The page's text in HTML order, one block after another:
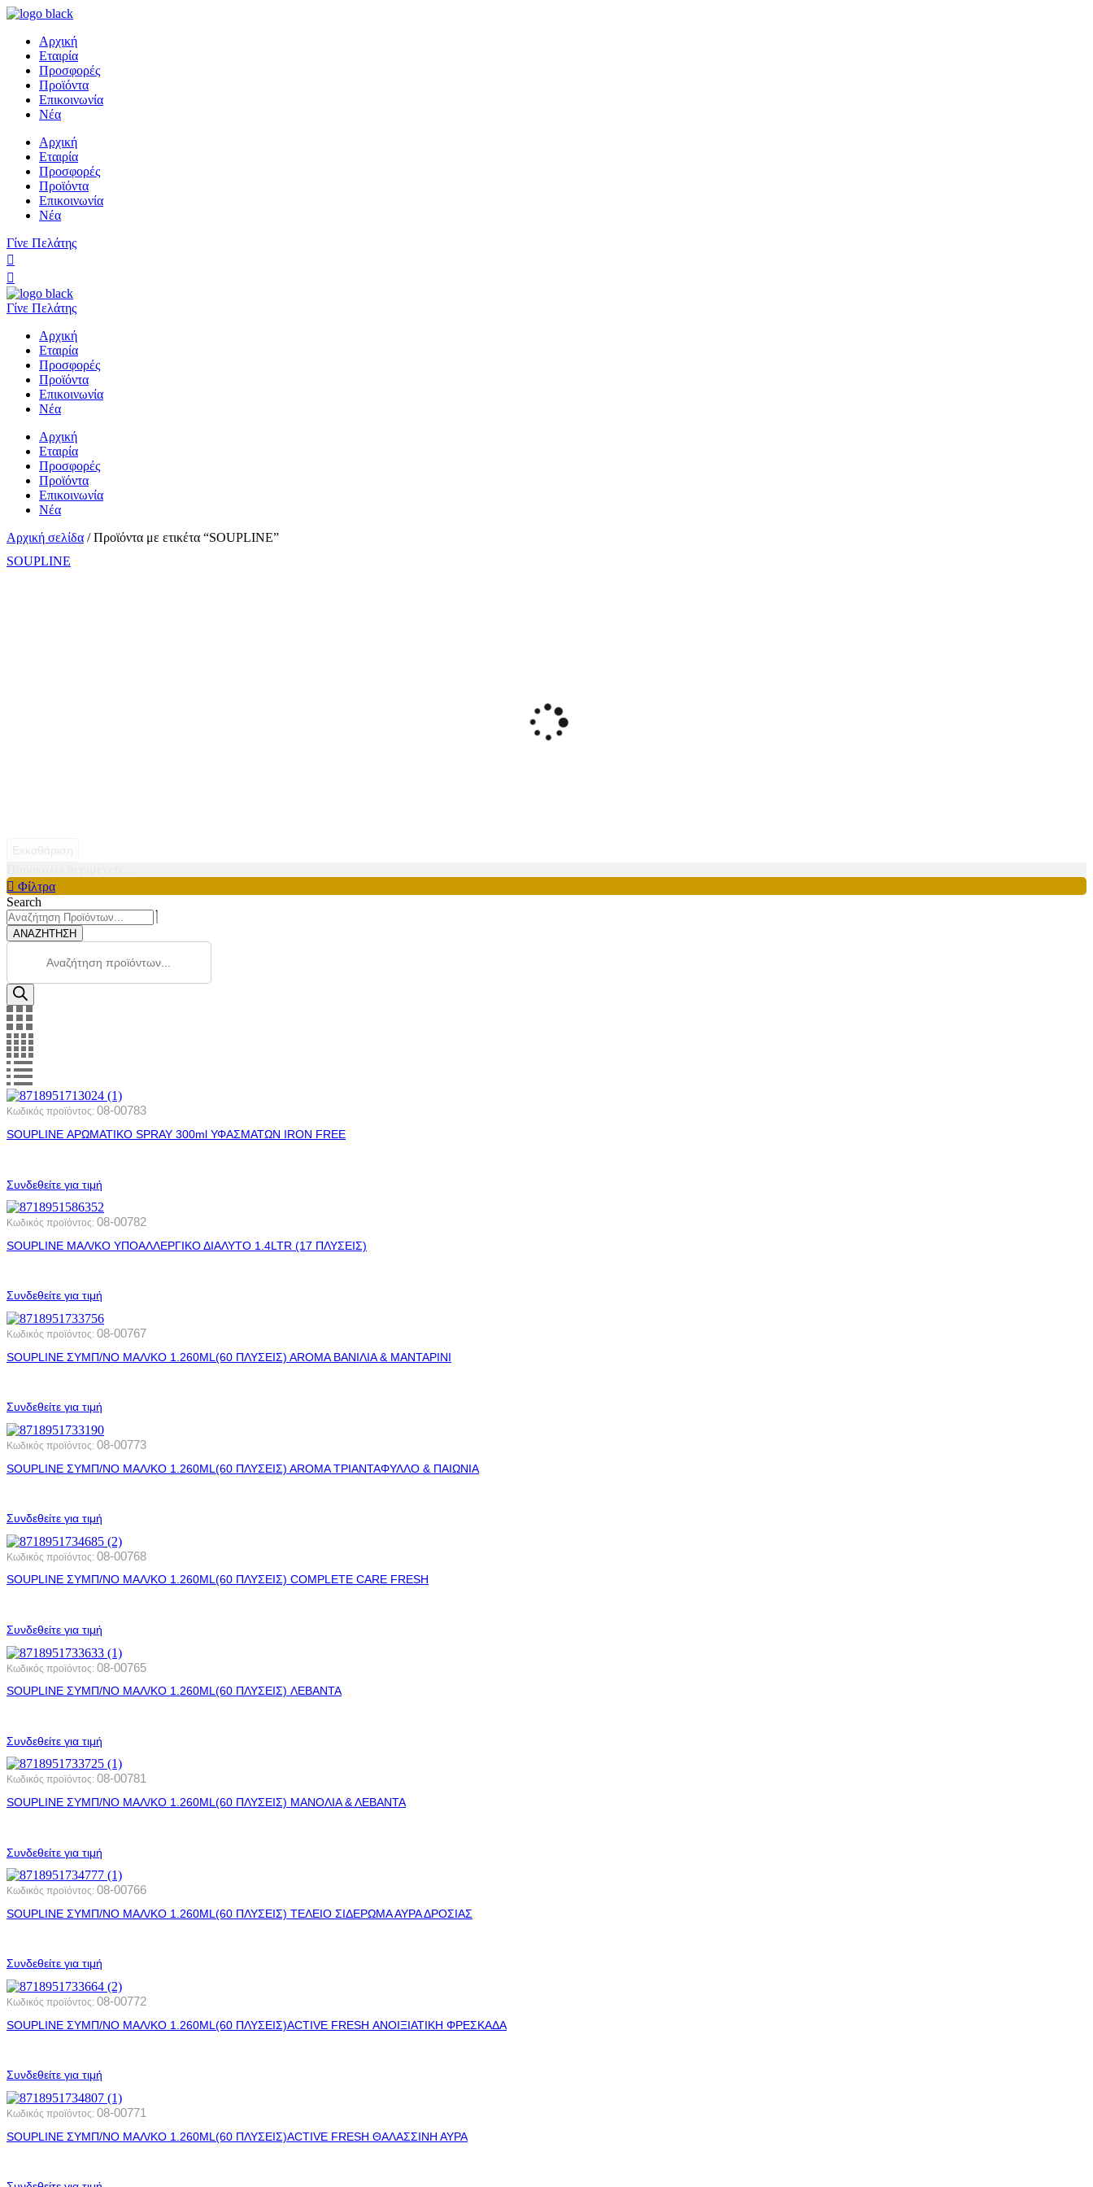
Αρχική
Εταιρία
Προσφορές
Προϊόντα
Επικοινωνία
Νέα
Αρχική
Εταιρία
Προσφορές
Προϊόντα
Επικοινωνία
Νέα
Γίνε Πελάτης
Γίνε Πελάτης
Αρχική
Εταιρία
Προσφορές
Προϊόντα
Επικοινωνία
Νέα
Αρχική
Εταιρία
Προσφορές
Προϊόντα
Επικοινωνία
Νέα
Αρχική σελίδα / Προϊόντα με ετικέτα “SOUPLINE”
SOUPLINE
Φίλτρα
Search
ΑΝΑΖΗΤΗΣΗ
Products
Κωδικός προϊόντος: 08-00783
SOUPLINE ΑΡΩΜΑΤΙΚΟ SPRAY 300ml ΥΦΑΣΜΑΤΩΝ IRON FREE
Συνδεθείτε για τιμή
Κωδικός προϊόντος: 08-00782
SOUPLINE ΜΑΛ/ΚΟ ΥΠΟΑΛΛΕΡΓΙΚΟ ΔΙΑΛΥΤΟ 1.4LTR (17 ΠΛΥΣΕΙΣ)
Συνδεθείτε για τιμή
Κωδικός προϊόντος: 08-00767
SOUPLINE ΣΥΜΠ/ΝΟ ΜΑΛ/ΚΟ 1.260ML(60 ΠΛΥΣΕΙΣ) AROMA ΒΑΝΙΛΙΑ & ΜΑΝΤΑΡΙΝΙ
Συνδεθείτε για τιμή
Κωδικός προϊόντος: 08-00773
SOUPLINE ΣΥΜΠ/ΝΟ ΜΑΛ/ΚΟ 1.260ML(60 ΠΛΥΣΕΙΣ) AROMA ΤΡΙΑΝΤΑΦΥΛΛΟ & ΠΑΙΩΝΙΑ
Συνδεθείτε για τιμή
Κωδικός προϊόντος: 08-00768
SOUPLINE ΣΥΜΠ/ΝΟ ΜΑΛ/ΚΟ 1.260ML(60 ΠΛΥΣΕΙΣ) COMPLETE CARE FRESH
Συνδεθείτε για τιμή
Κωδικός προϊόντος: 08-00765
SOUPLINE ΣΥΜΠ/ΝΟ ΜΑΛ/ΚΟ 1.260ML(60 ΠΛΥΣΕΙΣ) ΛΕΒΑΝΤΑ
Συνδεθείτε για τιμή
Κωδικός προϊόντος: 08-00781
SOUPLINE ΣΥΜΠ/ΝΟ ΜΑΛ/ΚΟ 1.260ML(60 ΠΛΥΣΕΙΣ) ΜΑΝΟΛΙΑ & ΛΕΒΑΝΤΑ
Συνδεθείτε για τιμή
Κωδικός προϊόντος: 08-00766
SOUPLINE ΣΥΜΠ/ΝΟ ΜΑΛ/ΚΟ 1.260ML(60 ΠΛΥΣΕΙΣ) ΤΕΛΕΙΟ ΣΙΔΕΡΩΜΑ ΑΥΡΑ ΔΡΟΣΙΑΣ
Συνδεθείτε για τιμή
Κωδικός προϊόντος: 08-00772
SOUPLINE ΣΥΜΠ/ΝΟ ΜΑΛ/ΚΟ 1.260ML(60 ΠΛΥΣΕΙΣ)ACTIVE FRESH ΑΝΟΙΞΙΑΤΙΚΗ ΦΡΕΣΚΑΔΑ
Συνδεθείτε για τιμή
Κωδικός προϊόντος: 08-00771
SOUPLINE ΣΥΜΠ/ΝΟ ΜΑΛ/ΚΟ 1.260ML(60 ΠΛΥΣΕΙΣ)ACTIVE FRESH ΘΑΛΑΣΣΙΝΗ ΑΥΡΑ